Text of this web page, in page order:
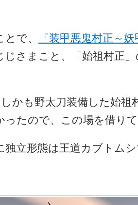
で、
『装甲悪鬼村正～
じさまこと、「始祖村正
しかも野太刀装備した始
ったので、この場を借り
独立形態は王道カブトム